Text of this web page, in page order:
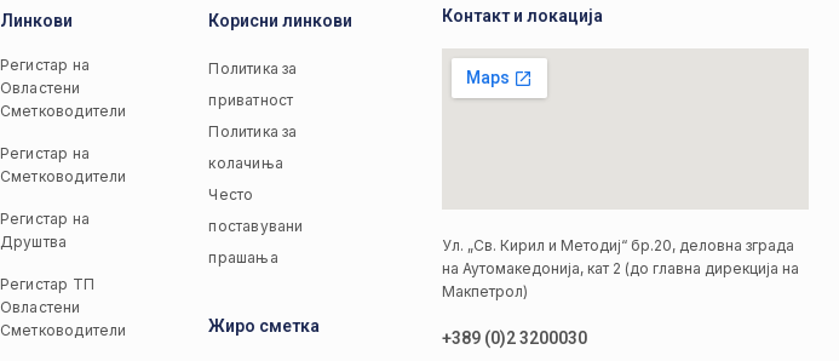
Линкови
Регистар на
Овластени
Сметководители
Регистар на
Сметководители
Регистар на
Друштва
Регистар ТП
Овластени
Сметководители
Корисни линкови
Политика за
приватност
Политика за
колачиња
Често
поставувани
прашања
Жиро сметка
Контакт и локација
Ул. „Св. Кирил и Методиј“ бр.20, деловна зграда
на Аутомакедонија, кат 2 (до главна дирекција на
Макпетрол)
+389 (0)2 3200030